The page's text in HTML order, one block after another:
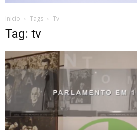
Inicio Tags Tv
Tag: tv